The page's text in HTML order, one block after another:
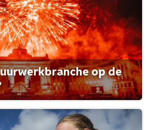
op de